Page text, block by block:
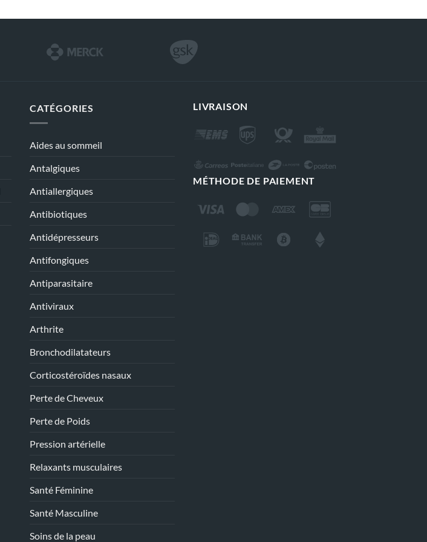
CATÉGORIES
Aides au sommeil
Antalgiques
Antiallergiques
Antibiotiques
Antidépresseurs
Antifongiques
Antiparasitaire
Antiviraux
Arthrite
Bronchodilatateurs
Corticostéroïdes nasaux
Perte de Cheveux
Perte de Poids
Pression artérielle
Relaxants musculaires
Santé Féminine
Santé Masculine
Soins de la peau
LIVRAISON
MÉTHODE DE PAIEMENT